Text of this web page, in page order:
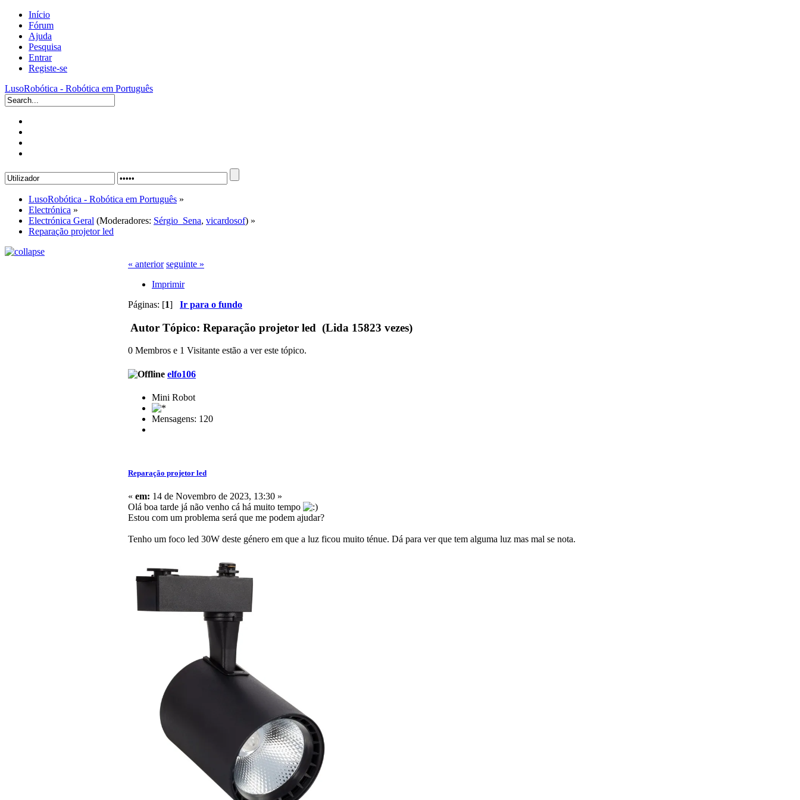
Início
Fórum
Ajuda
Pesquisa
Entrar
Registe-se
LusoRobótica - Robótica em Português
LusoRobótica - Robótica em Português »
Electrónica »
Electrónica Geral (Moderadores: Sérgio_Sena, vicardosof) »
Reparação projetor led
« anterior seguinte »
Imprimir
Páginas: [1] Ir para o fundo
Autor Tópico: Reparação projetor led (Lida 15823 vezes)
0 Membros e 1 Visitante estão a ver este tópico.
elfo106
Mini Robot
Mensagens: 120
Reparação projetor led
« em: 14 de Novembro de 2023, 13:30 »
Olá boa tarde já não venho cá há muito tempo
Estou com um problema será que me podem ajudar?
Tenho um foco led 30W deste género em que a luz ficou muito ténue. Dá para ver que tem alguma luz mas mal se nota.